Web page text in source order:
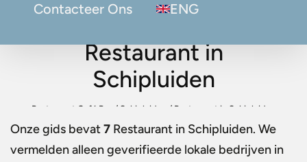
Contacteer Ons ENG
Restaurant in
Schipluiden
Restaurant Café Bar / Schipluiden / Restaurant in Schipluiden
Onze gids bevat7 Restaurant in Schipluiden. We
vermelden alleen geverifieerde lokale bedrijven in